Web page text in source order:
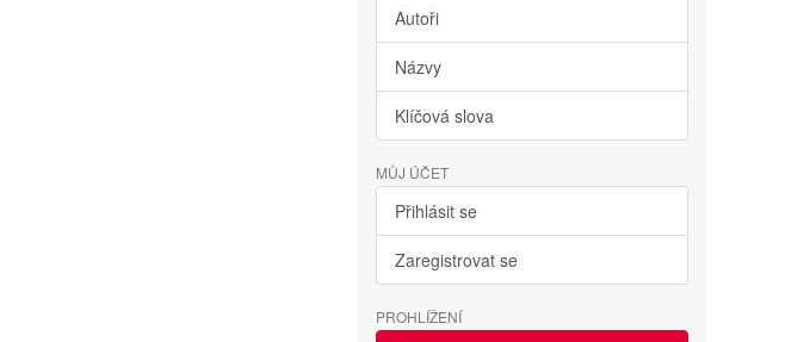
Autoři
Názvy
Klíčová slova
MŮJ ÚČET
Přihlásit se
Zaregistrovat se
PROHLÍŽENÍ